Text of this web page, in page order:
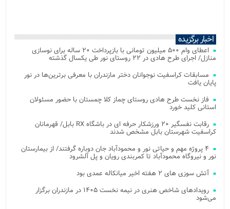
اخبار برگزیده
اعطای وام ۵۰۰ میلیون تومانی با بازپرداخت ۲۰ ساله برای نوسازی
منازل/ اجرای طرح هادی در ۲۲ روستای نور طی یکسال گذشته
مسابقات کراسفیت نوجوانان دختر مازندران با معرفی برترین‌ها در نور
پایان یافت
فاز نخست طرح هادی روستای چماز کلا چمستان با حضور مسئولان
استانی کلید خورد
رقابت نفسگیر ۲۰ ورزشکار حرفه ای در باشگاه RX بابل/ قهرمانان
کراسفیت شهرستان بابل مشخص شدند
۴ پروژه مهم و حیاتی نور و محمودآباد جان دوباره گرفتند/ از بیمارستان
نور و نیروگاه محمودآباد تا کمربندی رویان و پل آلشرود
آتش‌ سوزی‌ های ۲ هفته اخیر میانکاله عمدی بود
رویدادهای شاخص هنری در نیمه نخست ۱۴۰۵ در مازندران برگزار
می‌شود